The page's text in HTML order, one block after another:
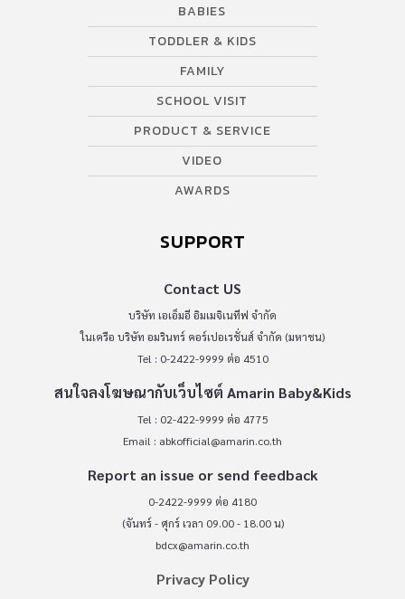
BABIES
TODDLER & KIDS
FAMILY
SCHOOL VISIT
PRODUCT & SERVICE
VIDEO
AWARDS
SUPPORT
Contact US
บริษัท เอเอ็มอี อิมเมจิเนทีฟ จำกัด
ในเครือ บริษัท อมรินทร์ คอร์เปอเรชั่นส์ จำกัด (มหาชน)
Tel : 0-2422-9999 ต่อ 4510
สนใจลงโฆษณากับเว็บไซต์ Amarin Baby&Kids
Tel : 02-422-9999 ต่อ 4775
Email : abkofficial@amarin.co.th
Report an issue or send feedback
0-2422-9999 ต่อ 4180
(จันทร์ - ศุกร์ เวลา 09.00 - 18.00 น)
bdcx@amarin.co.th
Privacy Policy